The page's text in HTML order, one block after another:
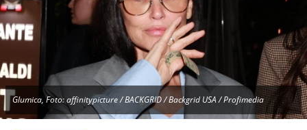
Glumica, Foto: affinitypicture / BACKGRID / Backgrid USA / Profimedia